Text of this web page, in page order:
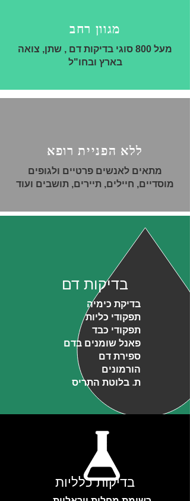
מגוון רחב
מעל 800 סוגי בדיקות דם , שתן, צואה
בארץ ובחו"ל
ללא הפניית רופא
מתאים לאנשים פרטיים ולגופים
מוסדיים, חיילים, תיירים, תושבים ועוד
בדיקות דם
בדיקת כימיה
תפקודי כליות
תפקודי כבד
פאנל שומנים בדם
ספירת דם
הורמונים
ת. בלוטת התריס
בדיקות כלליות